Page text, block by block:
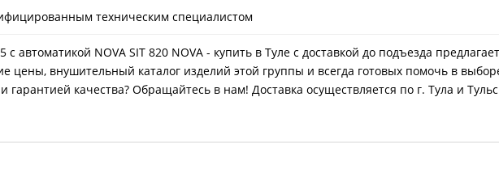
техническим специалистом
NOVA SIT 820 NOVA - купить в Туле с доставкой до подъезда
цены, внушительный каталог изделий этой группы и всегда готовых помочь в
качества? Обращайтесь в нам! Доставка осуществляется по г. Тула и